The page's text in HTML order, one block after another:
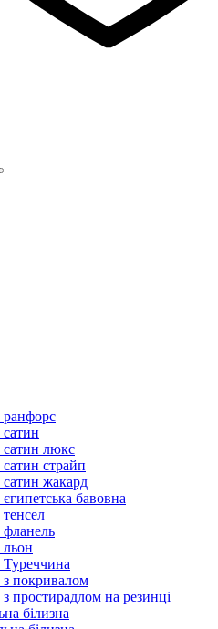
ранфорс
сатин
сатин люкс
сатин страйп
сатин жакард
єгипетська бавовна
тенсел
фланель
льон
Туреччина
з покривалом
з простирадлом на резинці
білизна